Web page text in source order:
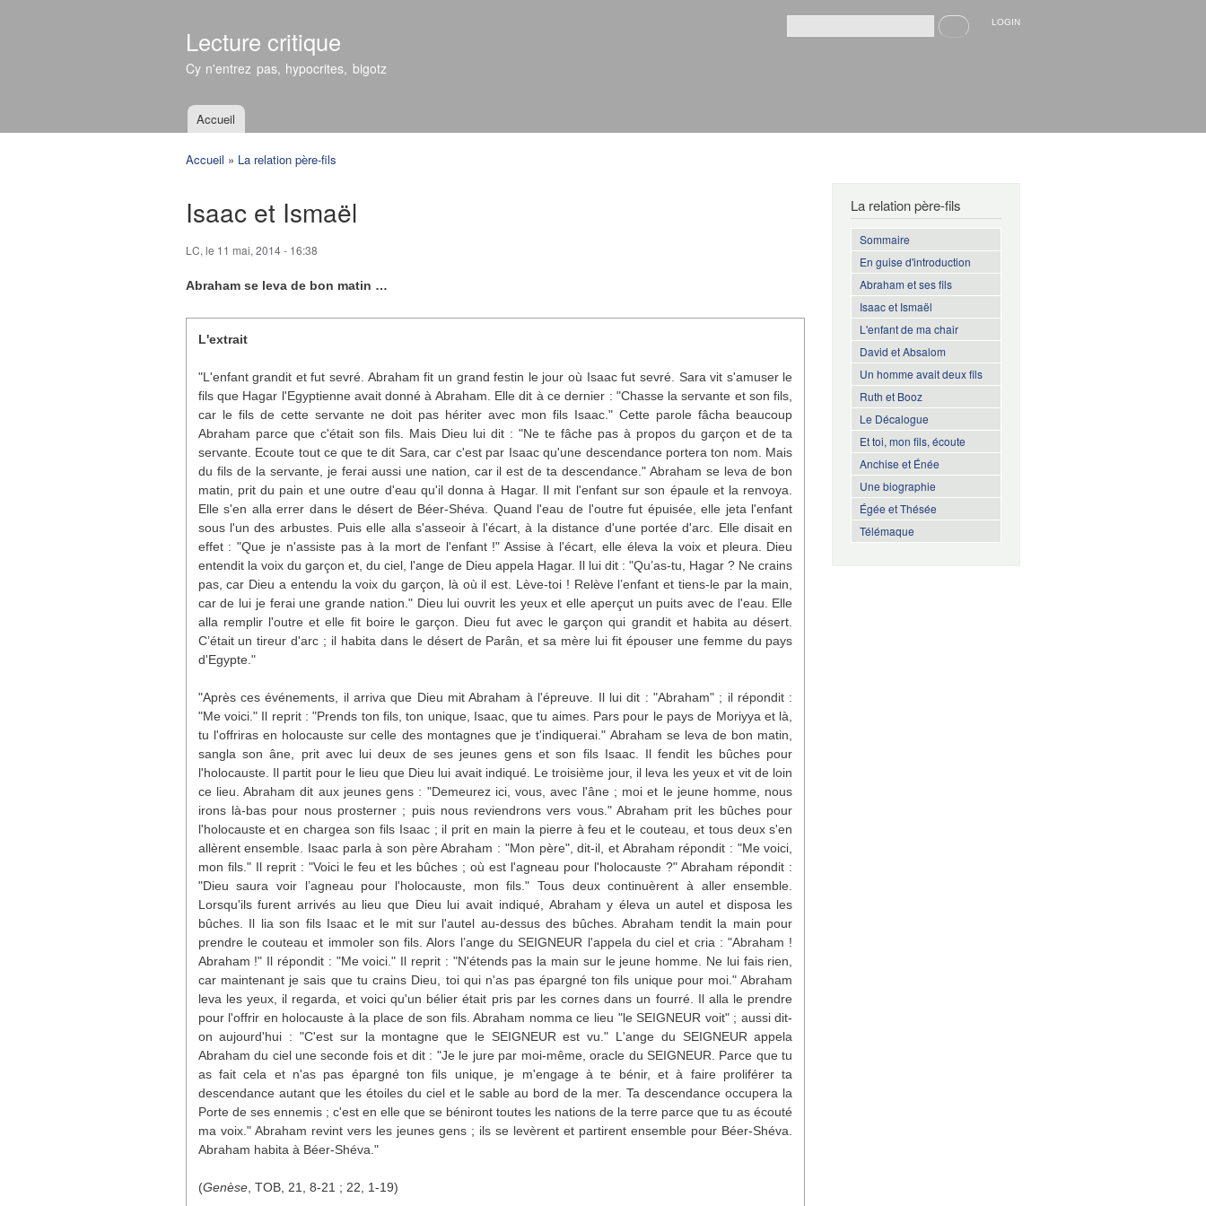
Lecture critique
Cy n'entrez pas, hypocrites, bigotz
Formulaire de recherche
Recherche LOGIN
Menu principal
Accueil
Accueil » La relation père-fils
Isaac et Ismaël
LC, le 11 mai, 2014 - 16:38
Abraham se leva de bon matin …
L'extrait
"L'enfant grandit et fut sevré. Abraham fit un grand festin le jour où Isaac fut sevré. Sara vit s'amuser le
fils que Hagar l'Egyptienne avait donné à Abraham. Elle dit à ce dernier : "Chasse la servante et son fils,
car le fils de cette servante ne doit pas hériter avec mon fils Isaac." Cette parole fâcha beaucoup
Abraham parce que c'était son fils. Mais Dieu lui dit : "Ne te fâche pas à propos du garçon et de ta
servante. Ecoute tout ce que te dit Sara, car c'est par Isaac qu'une descendance portera ton nom. Mais
du fils de la servante, je ferai aussi une nation, car il est de ta descendance." Abraham se leva de bon
matin, prit du pain et une outre d'eau qu'il donna à Hagar. Il mit l'enfant sur son épaule et la renvoya.
Elle s'en alla errer dans le désert de Béer-Shéva. Quand l'eau de l'outre fut épuisée, elle jeta l'enfant
sous l'un des arbustes. Puis elle alla s'asseoir à l'écart, à la distance d'une portée d'arc. Elle disait en
effet : "Que je n'assiste pas à la mort de l'enfant !" Assise à l'écart, elle éleva la voix et pleura. Dieu
entendit la voix du garçon et, du ciel, l'ange de Dieu appela Hagar. Il lui dit : "Qu’as-tu, Hagar ? Ne crains
pas, car Dieu a entendu la voix du garçon, là où il est. Lève-toi ! Relève l’enfant et tiens-le par la main,
car de lui je ferai une grande nation." Dieu lui ouvrit les yeux et elle aperçut un puits avec de l'eau. Elle
alla remplir l'outre et elle fit boire le garçon. Dieu fut avec le garçon qui grandit et habita au désert.
C’était un tireur d'arc ; il habita dans le désert de Parân, et sa mère lui fit épouser une femme du pays
d'Egypte."
"Après ces événements, il arriva que Dieu mit Abraham à l'épreuve. Il lui dit : "Abraham" ; il répondit :
"Me voici." Il reprit : "Prends ton fils, ton unique, Isaac, que tu aimes. Pars pour le pays de Moriyya et là,
tu l'offriras en holocauste sur celle des montagnes que je t'indiquerai." Abraham se leva de bon matin,
sangla son âne, prit avec lui deux de ses jeunes gens et son fils Isaac. Il fendit les bûches pour
l'holocauste. Il partit pour le lieu que Dieu lui avait indiqué. Le troisième jour, il leva les yeux et vit de loin
ce lieu. Abraham dit aux jeunes gens : "Demeurez ici, vous, avec l'âne ; moi et le jeune homme, nous
irons là-bas pour nous prosterner ; puis nous reviendrons vers vous." Abraham prit les bûches pour
l'holocauste et en chargea son fils Isaac ; il prit en main la pierre à feu et le couteau, et tous deux s'en
allèrent ensemble. Isaac parla à son père Abraham : "Mon père", dit-il, et Abraham répondit : "Me voici,
mon fils." Il reprit : "Voici le feu et les bûches ; où est l'agneau pour l'holocauste ?" Abraham répondit :
"Dieu saura voir l’agneau pour l'holocauste, mon fils." Tous deux continuèrent à aller ensemble.
Lorsqu'ils furent arrivés au lieu que Dieu lui avait indiqué, Abraham y éleva un autel et disposa les
bûches. Il lia son fils Isaac et le mit sur l'autel au-dessus des bûches. Abraham tendit la main pour
prendre le couteau et immoler son fils. Alors l’ange du SEIGNEUR l'appela du ciel et cria : "Abraham !
Abraham !" Il répondit : "Me voici." Il reprit : "N'étends pas la main sur le jeune homme. Ne lui fais rien,
car maintenant je sais que tu crains Dieu, toi qui n'as pas épargné ton fils unique pour moi." Abraham
leva les yeux, il regarda, et voici qu'un bélier était pris par les cornes dans un fourré. Il alla le prendre
pour l'offrir en holocauste à la place de son fils. Abraham nomma ce lieu "le SEIGNEUR voit" ; aussi dit-
on aujourd'hui : "C'est sur la montagne que le SEIGNEUR est vu." L'ange du SEIGNEUR appela
Abraham du ciel une seconde fois et dit : "Je le jure par moi-même, oracle du SEIGNEUR. Parce que tu
as fait cela et n'as pas épargné ton fils unique, je m'engage à te bénir, et à faire proliférer ta
descendance autant que les étoiles du ciel et le sable au bord de la mer. Ta descendance occupera la
Porte de ses ennemis ; c'est en elle que se béniront toutes les nations de la terre parce que tu as écouté
ma voix." Abraham revint vers les jeunes gens ; ils se levèrent et partirent ensemble pour Béer-Shéva.
Abraham habita à Béer-Shéva."
(Genèse, TOB, 21, 8-21 ; 22, 1-19)
La relation père-fils
Sommaire
En guise d'introduction
Abraham et ses fils
Isaac et Ismaël
L'enfant de ma chair
David et Absalom
Un homme avait deux fils
Ruth et Booz
Le Décalogue
Et toi, mon fils, écoute
Anchise et Énée
Une biographie
Égée et Thésée
Télémaque